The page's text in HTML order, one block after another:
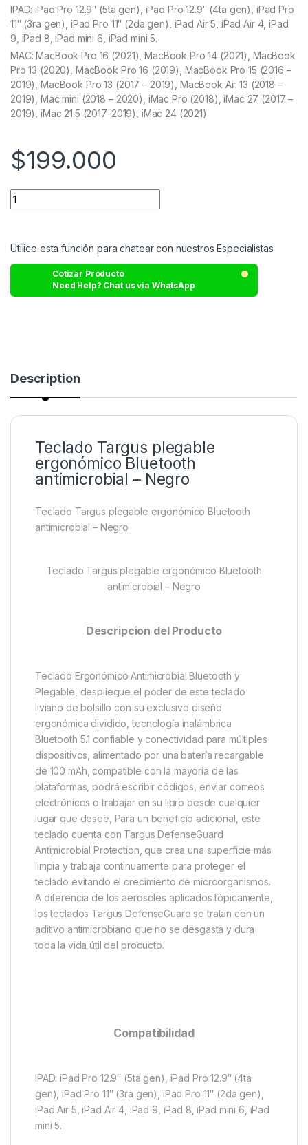
IPAD: iPad Pro 12.9″ (5ta gen), iPad Pro 12.9″ (4ta gen), iPad Pro
11″ (3ra gen), iPad Pro 11″ (2da gen), iPad Air 5, iPad Air 4, iPad
9, iPad 8, iPad mini 6, iPad mini 5.
MAC: MacBook Pro 16 (2021), MacBook Pro 14 (2021), MacBook
Pro 13 (2020), MacBook Pro 16 (2019), MacBook Pro 15 (2016 –
2019), MacBook Pro 13 (2017 – 2019), MacBook Air 13 (2018 –
2019), Mac mini (2018 – 2020), iMac Pro (2018), iMac 27 (2017 –
2019), iMac 21.5 (2017-2019), iMac 24 (2021)
$199.000
Utilice esta función para chatear con nuestros Especialistas
Cotizar Producto
Need Help? Chat us via WhatsApp
Description
Teclado Targus plegable
ergonómico Bluetooth
antimicrobial – Negro
Teclado Targus plegable ergonómico Bluetooth
antimicrobial – Negro
Teclado Targus plegable ergonómico Bluetooth
antimicrobial – Negro
Descripcion del Producto
Teclado Ergonómico Antimicrobial Bluetooth y
Plegable, despliegue el poder de este teclado
liviano de bolsillo con su exclusivo diseño
ergonómica dividido, tecnología inalámbrica
Bluetooth 5.1 confiable y conectividad para múltiples
dispositivos, alimentado por una batería recargable
de 100 mAh, compatible con la mayoría de las
plataformas, podrá escribir códigos, enviar correos
electrónicos o trabajar en su libro desde cualquier
lugar que desee, Para un beneficio adicional, este
teclado cuenta con Targus DefenseGuard
Antimicrobial Protection, que crea una superficie más
limpia y trabaja continuamente para proteger el
teclado evitando el crecimiento de microorganismos.
A diferencia de los aerosoles aplicados tópicamente,
los teclados Targus DefenseGuard se tratan con un
aditivo antimicrobiano que no se desgasta y dura
toda la vida útil del producto.
Compatibilidad
IPAD: iPad Pro 12.9″ (5ta gen), iPad Pro 12.9″ (4ta
gen), iPad Pro 11″ (3ra gen), iPad Pro 11″ (2da gen),
iPad Air 5, iPad Air 4, iPad 9, iPad 8, iPad mini 6, iPad
mini 5.